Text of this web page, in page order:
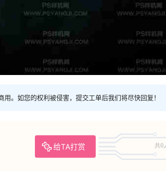
。如您的权利被侵害，提交工单后我们将尽快回复！
给TA打赏 共0